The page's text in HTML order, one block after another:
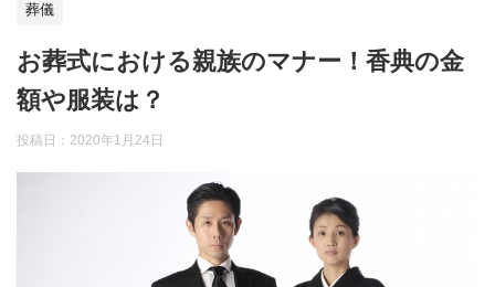
葬儀
お葬式における親族のマナー！香典の金
額や服装は？
投稿日： 2020年1月24日